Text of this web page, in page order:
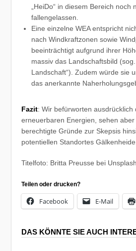
„HeiDo“ in diesem Bereich noch
fallengelassen.
Eine einzelne WEA entspricht
nach Windkraftzonen sowie
beeinträchtigt aufgrund ihrer
massiv das Landschaftsbild
Landschaft“). Zudem würde sie
das anerkannte
Fazit: Wir befürworten ausdrücklich
erneuerbaren Energien, sehen
berechtigte Gründe zur Skepsis
potentiellen Standortes Gälkenheide.
Titelfoto: Britta Preusse bei Unsplash
Teilen oder drucken?
Facebook E-Mail
DAS KÖNNTE SIE AUCH